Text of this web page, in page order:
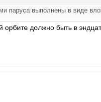
паруса выполнены в виде
орбите должно быть в